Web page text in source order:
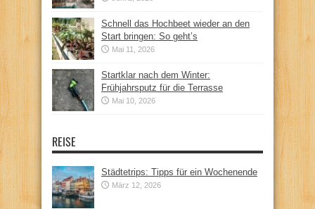
Schnell das Hochbeet wieder an den
Start bringen: So geht’s
Mai 11, 2026
Startklar nach dem Winter:
Frühjahrsputz für die Terrasse
Mai 10, 2026
REISE
Städtetrips: Tipps für ein Wochenende
März 12, 2026